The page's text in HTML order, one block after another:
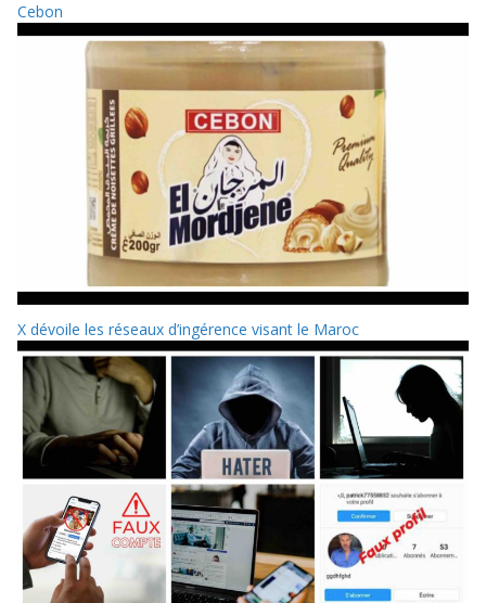
Cebon
X dévoile les réseaux d’ingérence visant le Maroc